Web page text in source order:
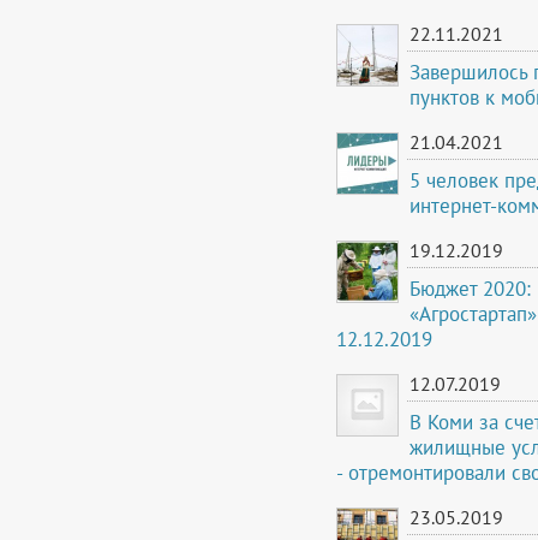
22.11.2021
Завершилось
пунктов к
21.04.2021
5 человек
интернет-
19.12.2019
Бюджет 2020:
12.12.2019
12.07.2019
В Коми за
жилищные
- отремонтировали
23.05.2019